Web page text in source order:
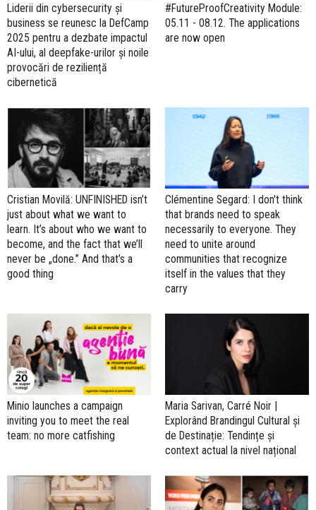
Liderii din cybersecurity și
business se reunesc la DefCamp
2025 pentru a dezbate impactul
AI-ului, al deepfake-urilor și noile
provocări de reziliență
cibernetică
#FutureProofCreativity Module:
05.11 - 08.12. The applications
are now open
Cristian Movilă: UNFINISHED isn’t
just about what we want to
learn. It’s about who we want to
become, and the fact that we’ll
never be „done.” And that’s a
good thing
Clémentine Segard: I don't think
that brands need to speak
necessarily to everyone. They
need to unite around
communities that recognize
itself in the values that they
carry
Minio launches a campaign
inviting you to meet the real
team: no more catfishing
Maria Sarivan, Carré Noir |
Explorând Brandingul Cultural și
de Destinație: Tendințe și
context actual la nivel național